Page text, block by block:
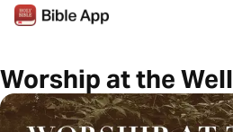
Worship at the Well